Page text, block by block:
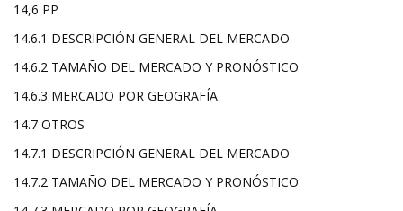
14,6 PP
14.6.1 DESCRIPCIÓN GENERAL DEL MERCADO
14.6.2 TAMAÑO DEL MERCADO Y PRONÓSTICO
14.6.3 MERCADO POR GEOGRAFÍA
14.7 OTROS
14.7.1 DESCRIPCIÓN GENERAL DEL MERCADO
14.7.2 TAMAÑO DEL MERCADO Y PRONÓSTICO